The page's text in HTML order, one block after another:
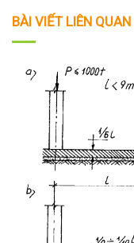
BÀI VIẾT LIÊN QUAN